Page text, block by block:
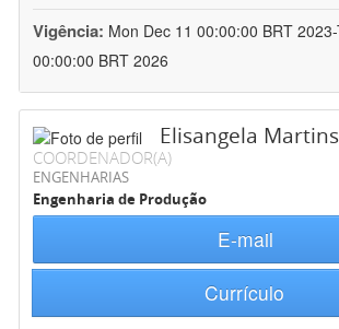
Vigência: Mon Dec 11 00:00:00 BRT
00:00:00 BRT 2026
Elisangela
COORDENADOR(A)
ENGENHARIAS
Engenharia de Produção
E-mail
Currículo